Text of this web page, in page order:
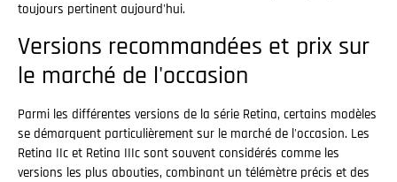
toujours pertinent aujourd'hui.
Versions recommandées et prix sur
le marché de l'occasion
Parmi les différentes versions de la série Retina, certains modèles
se démarquent particulièrement sur le marché de l'occasion. Les
Retina IIc et Retina IIIc sont souvent considérés comme les
versions les plus abouties, combinant un télémètre précis et des